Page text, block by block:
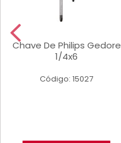
Chave De Philips Gedore
1/4x6
Código: 15027